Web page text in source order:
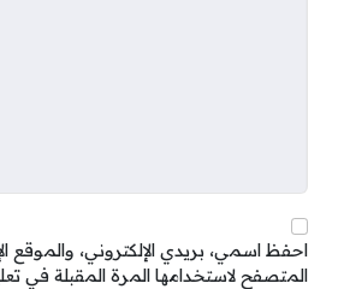
احفظ اسمي، بريدي الإلكتروني، والموقع
المتصفح لاستخدامها المرة المقبلة في